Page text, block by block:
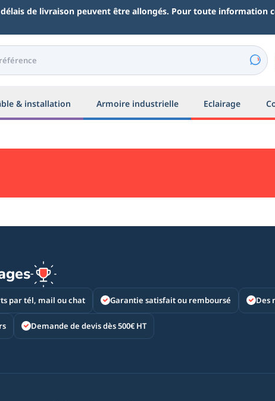
de livraison peuvent être allongés. Pour toute information
& installation Armoire industrielle Eclairage
par tél, mail ou chat Garantie satisfait ou remboursé Des
Demande de devis dès 500€ HT